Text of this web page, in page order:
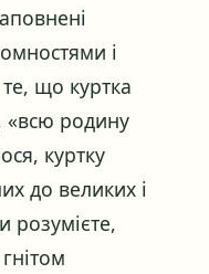
і
що куртка
«всю родину
куртку
до великих і
розумієте,